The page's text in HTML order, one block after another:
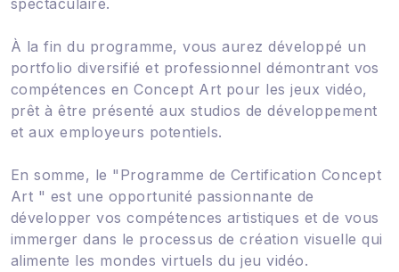
À la fin du programme, vous aurez développé un
portfolio diversifié et professionnel démontrant vos
compétences en Concept Art pour les jeux vidéo,
prêt à être présenté aux studios de développement
et aux employeurs potentiels.
En somme, le "Programme de Certification Concept
Art " est une opportunité passionnante de
développer vos compétences artistiques et de vous
immerger dans le processus de création visuelle qui
alimente les mondes virtuels du jeu vidéo.